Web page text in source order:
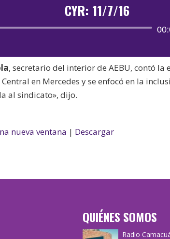
CYR: 11/7/16
Reproductor
audio
, secretario del interior de AEBU, contó la
en Mercedes y se enfocó en la
al sindicato», dijo.
nueva ventana | Descargar
QUIÉNES SOMOS
Radio